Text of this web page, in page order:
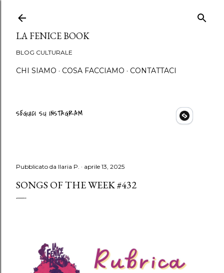
LA FENICE BOOK
BLOG CULTURALE
CHI SIAMO COSA FACCIAMO CONTATTACI
SEGUICI SU INSTAGRAM
Pubblicato da Ilaria P. aprile 13, 2025
SONGS OF THE WEEK #432